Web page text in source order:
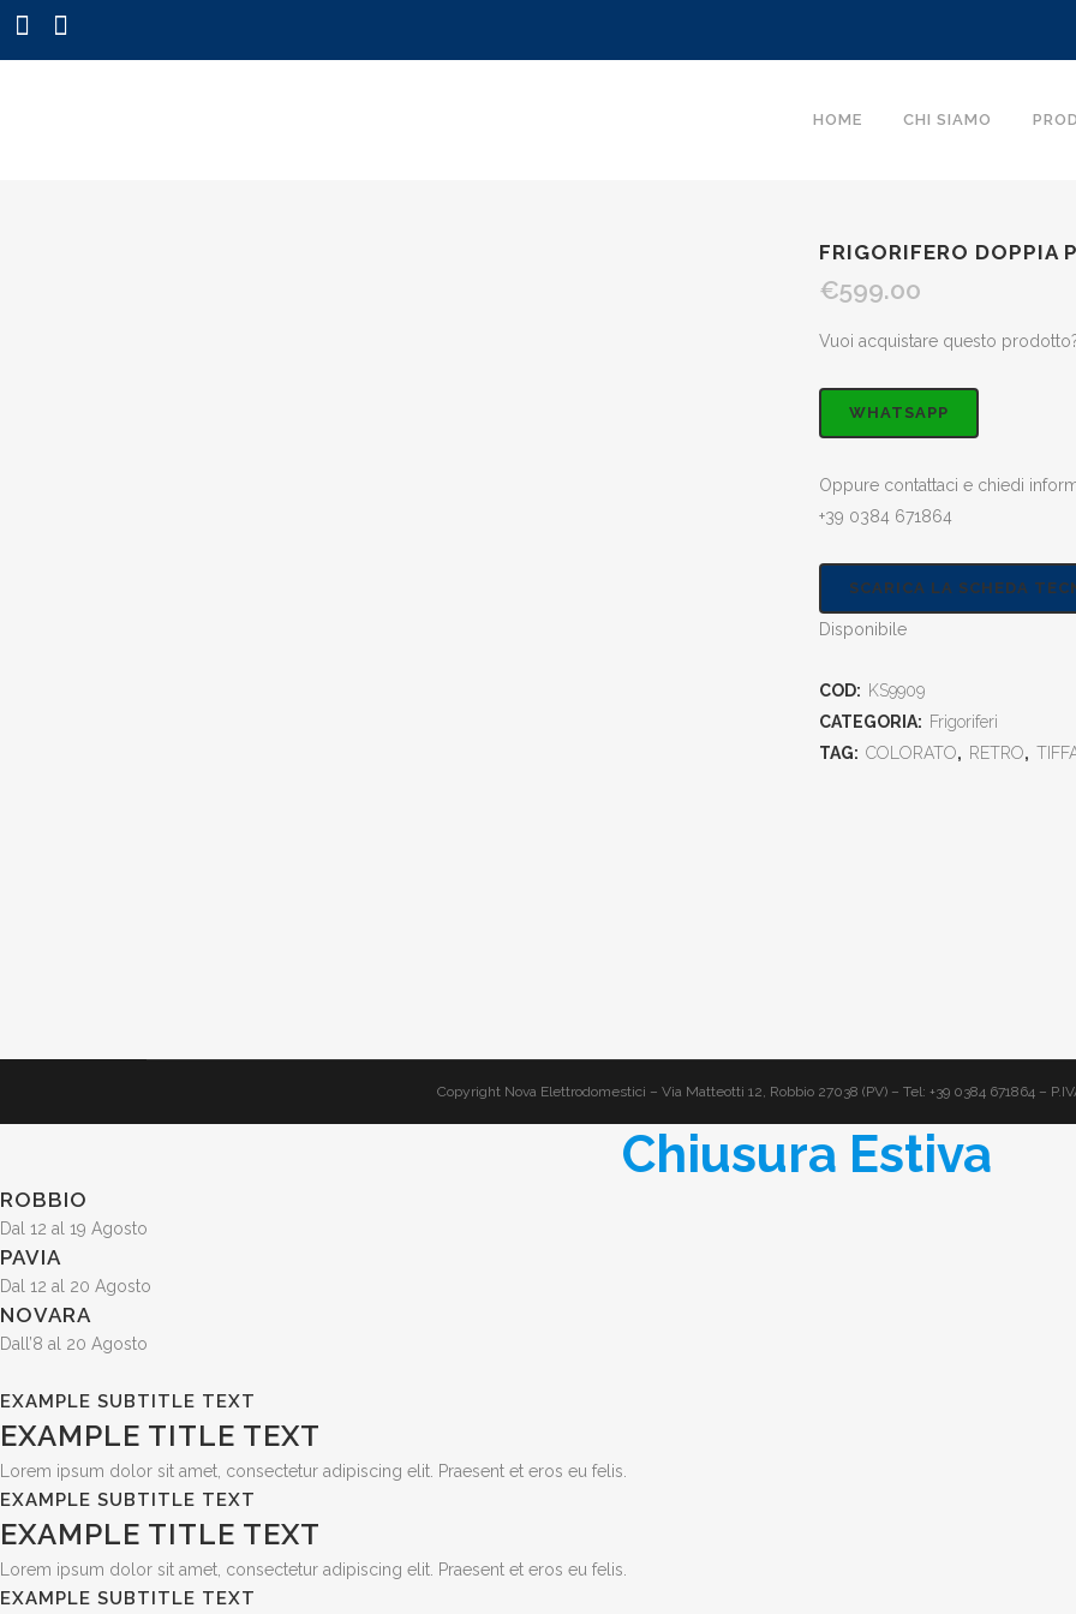
HOME CHI SIAMO
FRIGORIFERO DOPPIA
€599.00
Vuoi acquistare questo
WHATSAPP
Oppure contattaci e chiedi
+39 0384 671864
SCARICA LA SCHEDA
Disponibile
COD: KS9909
CATEGORIA: Frigoriferi
TAG: COLORATO, RETRO,
Copyright Nova Elettrodomestici – Via Matteotti 12, Robbio 27038 (PV) – Tel: +39 0384 671864 –
Chiusura Estiva
ROBBIO
Dal 12 al 19 Agosto
PAVIA
Dal 12 al 20 Agosto
NOVARA
Dall’8 al 20 Agosto
EXAMPLE SUBTITLE TEXT
EXAMPLE TITLE TEXT
Lorem ipsum dolor sit amet, consectetur adipiscing elit. Praesent et eros eu felis.
EXAMPLE SUBTITLE TEXT
EXAMPLE TITLE TEXT
Lorem ipsum dolor sit amet, consectetur adipiscing elit. Praesent et eros eu felis.
EXAMPLE SUBTITLE TEXT